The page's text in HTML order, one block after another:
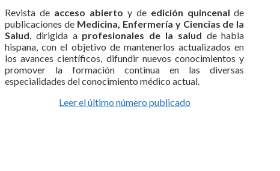
Revista de acceso abierto y de edición quincenal de
publicaciones de Medicina, Enfermería y Ciencias de la
Salud, dirigida a profesionales de la salud de habla
hispana, con el objetivo de mantenerlos actualizados en
los avances científicos, difundir nuevos conocimientos y
promover la formación continua en las diversas
especialidades del conocimiento médico actual.
Leer el último número publicado